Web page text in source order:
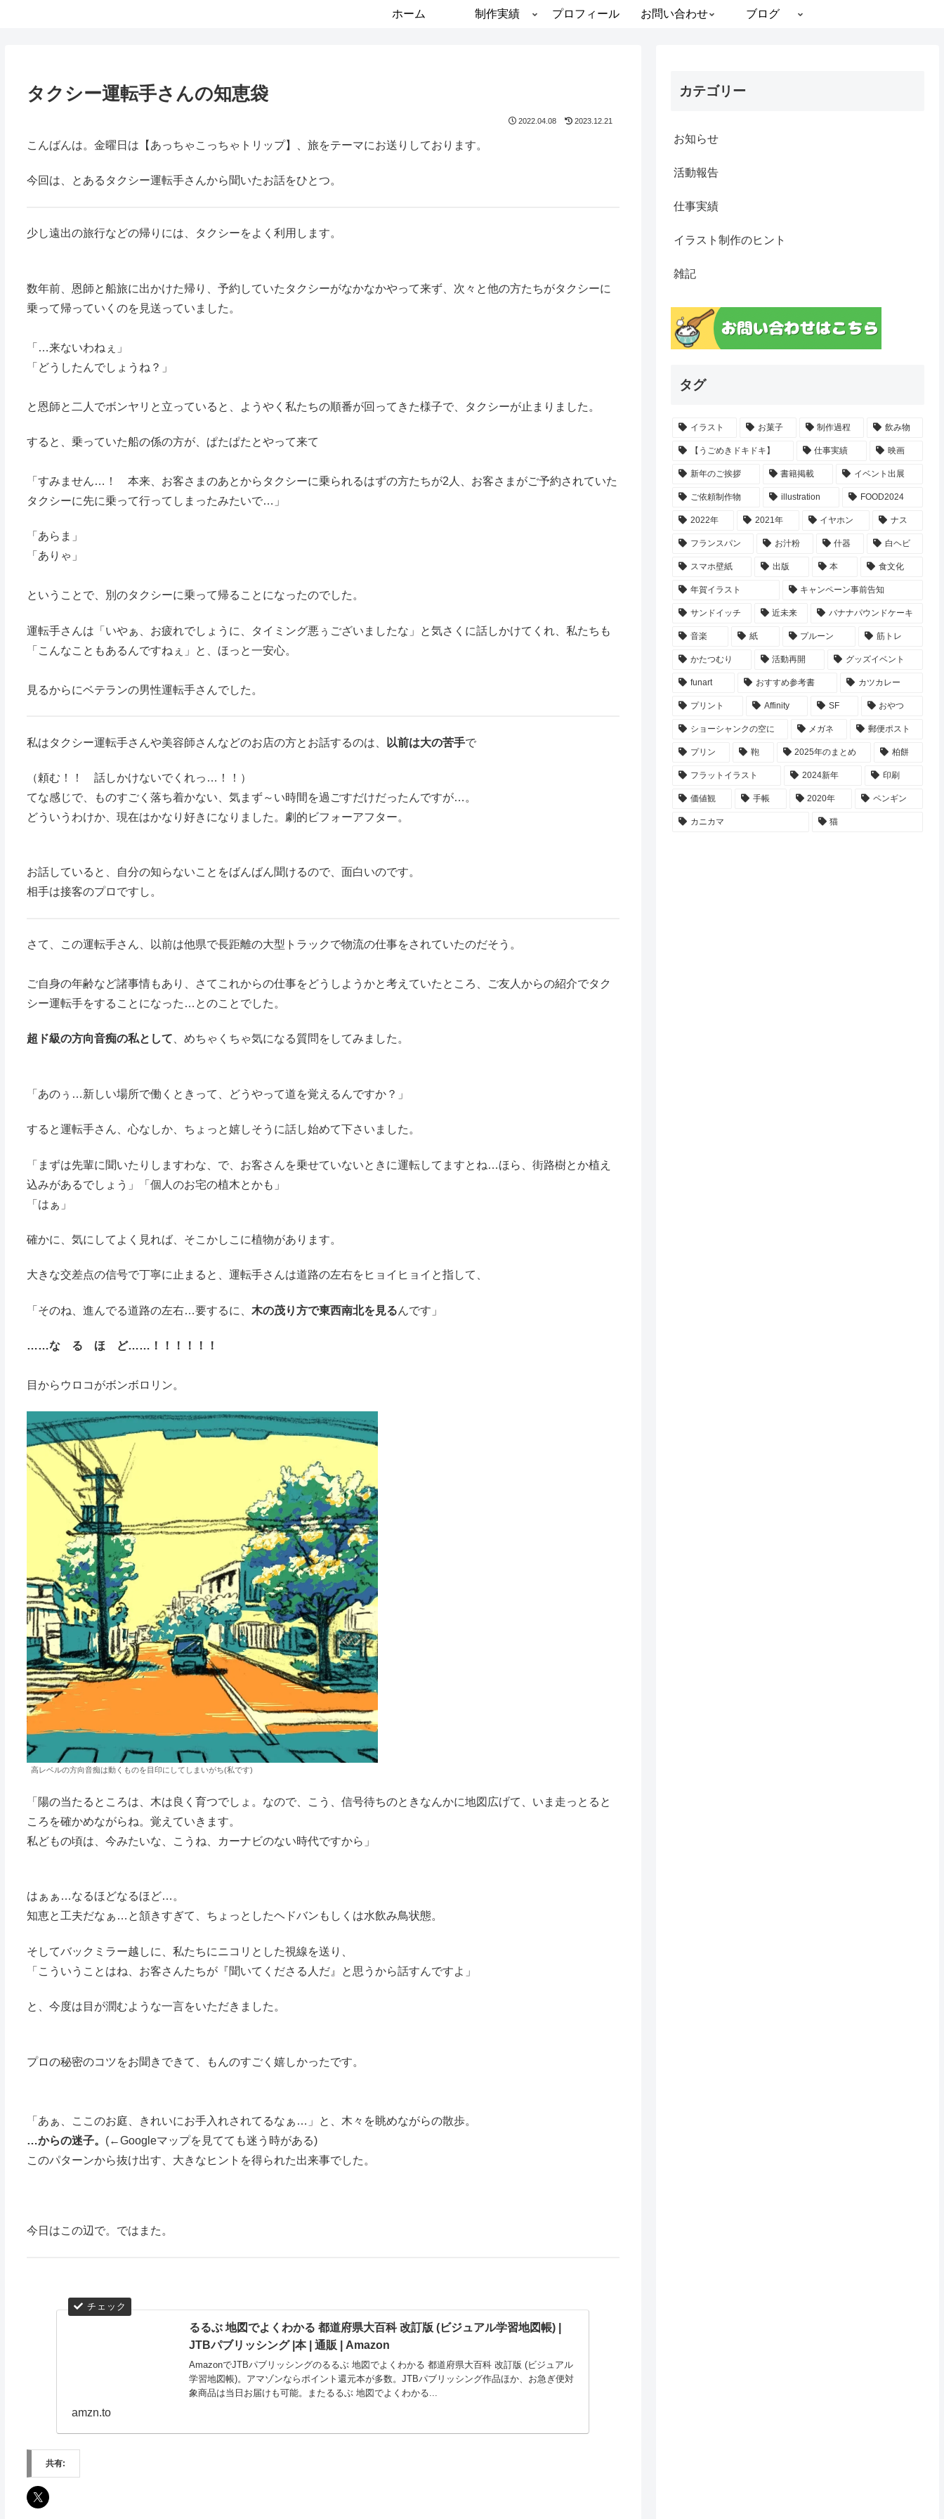
ホーム 制作実績 プロフィール お問い合わせ ブログ
タクシー運転手さんの知恵袋
2022.04.08 2023.12.21
こんばんは。金曜日は【あっちゃこっちゃトリップ】、旅をテーマにお送りしております。
今回は、とあるタクシー運転手さんから聞いたお話をひとつ。
少し遠出の旅行などの帰りには、タクシーをよく利用します。
数年前、恩師と船旅に出かけた帰り、予約していたタクシーがなかなかやって来ず、次々と他の方たちがタクシーに
乗って帰っていくのを見送っていました。
「…来ないわねぇ」
「どうしたんでしょうね？」
と恩師と二人でボンヤリと立っていると、ようやく私たちの順番が回ってきた様子で、タクシーが止まりました。
すると、乗っていた船の係の方が、ぱたぱたとやって来て
「すみません…！ 本来、お客さまのあとからタクシーに乗られるはずの方たちが2人、お客さまがご予約されていた
タクシーに先に乗って行ってしまったみたいで…」
「あらま」
「ありゃ」
ということで、別のタクシーに乗って帰ることになったのでした。
運転手さんは「いやぁ、お疲れでしょうに、タイミング悪ぅございましたな」と気さくに話しかけてくれ、私たちも
「こんなこともあるんですねぇ」と、ほっと一安心。
見るからにベテランの男性運転手さんでした。
私はタクシー運転手さんや美容師さんなどのお店の方とお話するのは、 以前は大の苦手で
（頼む！！ 話しかけないでくれっ…！！）
てな感じで、ものすごく落ち着かない、気まず～い時間を過ごすだけだったんですが…。
どういうわけか、現在はかなり好きになりました。劇的ビフォーアフター。
お話していると、自分の知らないことをばんばん聞けるので、面白いのです。
相手は接客のプロですし。
さて、この運転手さん、以前は他県で長距離の大型トラックで物流の仕事をされていたのだそう。
ご自身の年齢など諸事情もあり、さてこれからの仕事をどうしようかと考えていたところ、ご友人からの紹介でタク
シー運転手をすることになった…とのことでした。
超ド級の方向音痴の私として、めちゃくちゃ気になる質問をしてみました。
「あのぅ…新しい場所で働くときって、どうやって道を覚えるんですか？」
すると運転手さん、心なしか、ちょっと嬉しそうに話し始めて下さいました。
「まずは先輩に聞いたりしますわな、で、お客さんを乗せていないときに運転してますとね…ほら、街路樹とか植え
込みがあるでしょう」「個人のお宅の植木とかも」
「はぁ」
確かに、気にしてよく見れば、そこかしこに植物があります。
大きな交差点の信号で丁寧に止まると、運転手さんは道路の左右をヒョイヒョイと指して、
「そのね、進んでる道路の左右…要するに、 木の茂り方で東西南北を見るんです」
……な る ほ ど……！！！！！！
目からウロコがボンボロリン。
高レベルの方向音痴は動くものを目印にしてしまいがち(私です)
「陽の当たるところは、木は良く育つでしょ。なので、こう、信号待ちのときなんかに地図広げて、いま走っとると
ころを確かめながらね。覚えていきます。
私どもの頃は、今みたいな、こうね、カーナビのない時代ですから」
はぁぁ…なるほどなるほど…。
知恵と工夫だなぁ…と頷きすぎて、ちょっとしたヘドバンもしくは水飲み鳥状態。
そしてバックミラー越しに、私たちにニコリとした視線を送り、
「こういうことはね、お客さんたちが『聞いてくださる人だ』と思うから話すんですよ」
と、今度は目が潤むような一言をいただきました。
プロの秘密のコツをお聞きできて、もんのすごく嬉しかったです。
「あぁ、ここのお庭、きれいにお手入れされてるなぁ…」と、木々を眺めながらの散歩。
…からの迷子。 (←Googleマップを見てても迷う時がある)
このパターンから抜け出す、大きなヒントを得られた出来事でした。
今日はこの辺で。ではまた。
るるぶ 地図でよくわかる 都道府県大百科 改訂版 (ビジュアル学習地図帳) |
JTBパブリッシング |本 | 通販 | Amazon
AmazonでJTBパブリッシングのるるぶ 地図でよくわかる 都道府県大百科 改訂版 (ビジュアル
学習地図帳)。アマゾンならポイント還元本が多数。JTBパブリッシング作品ほか、お急ぎ便対
象商品は当日お届けも可能。またるるぶ 地図でよくわかる...
amzn.to
共有:
カテゴリー
お知らせ
活動報告
仕事実績
イラスト制作のヒント
雑記
タグ
イラスト お菓子 制作過程 飲み物
【うごめきドキドキ】 仕事実績 映画
新年のご挨拶 書籍掲載 イベント出展
ご依頼制作物 illustration FOOD2024
2022年 2021年 イヤホン ナス
フランスパン お汁粉 什器 白ヘビ
スマホ壁紙 出版 本 食文化
年賀イラスト キャンペーン事前告知
サンドイッチ 近未来 バナナパウンドケーキ
音楽 紙 プルーン 筋トレ
かたつむり 活動再開 グッズイベント
funart おすすめ参考書 カツカレー
プリント Affinity SF おやつ
ショーシャンクの空に メガネ 郵便ポスト
プリン 鞄 2025年のまとめ 柏餅
フラットイラスト 2024新年 印刷
価値観 手帳 2020年 ペンギン
カニカマ 猫